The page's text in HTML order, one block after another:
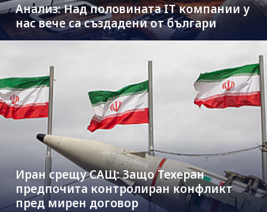
Анализ: Над половината IT компании у
нас вече са създадени от българи
Иран срещу САЩ: Защо Техеран
предпочита контролиран конфликт
пред мирен договор